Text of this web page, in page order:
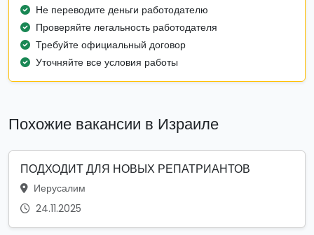
Не переводите деньги работодателю
Проверяйте легальность работодателя
Требуйте официальный договор
Уточняйте все условия работы
Похожие вакансии в Израиле
ПОДХОДИТ ДЛЯ НОВЫХ РЕПАТРИАНТОВ
Иерусалим
24.11.2025